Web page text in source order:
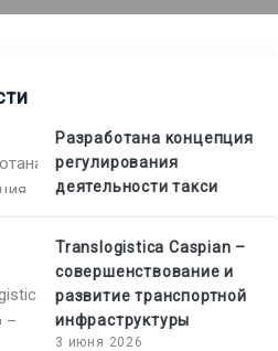
Разработана концепция
регулирования
деятельности такси
Translogistica Caspian –
совершенствование и
развитие транспортной
инфраструктуры
3 июня 2026